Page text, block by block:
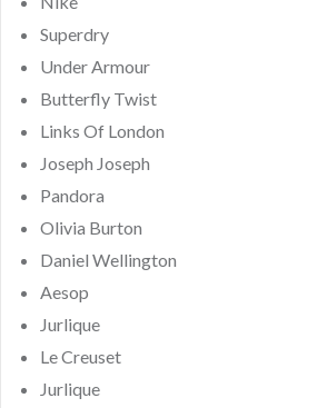
Superdry
Under Armour
Butterfly Twist
Links Of London
Joseph Joseph
Pandora
Olivia Burton
Daniel Wellington
Aesop
Jurlique
Le Creuset
Jurlique